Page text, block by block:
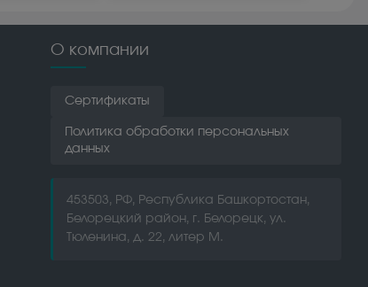
О компании
Сертификаты
Политика обработки персональных
данных
453503, РФ, Республика Башкортостан,
Белорецкий район, г. Белорецк, ул.
Тюленина, д. 22, литер М.